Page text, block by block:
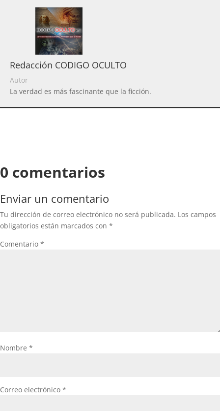
Redacción CODIGO OCULTO
Autor
La verdad es más fascinante que la ficción.
0 comentarios
Enviar un comentario
Tu dirección de correo electrónico no será publicada. Los campos
obligatorios están marcados con *
Comentario *
Nombre *
Correo electrónico *